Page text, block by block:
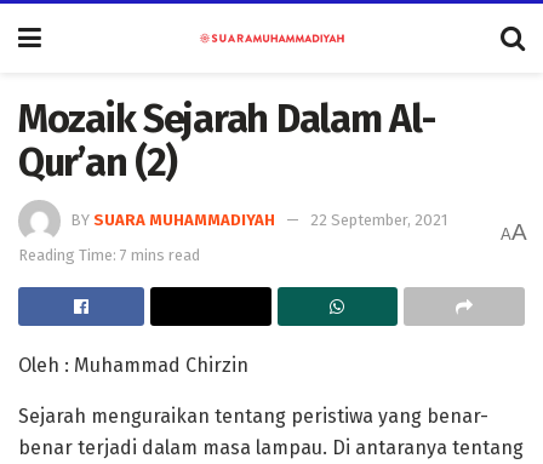
Mozaik Sejarah Dalam Al-
Qur’an (2)
BY SUARA MUHAMMADIYAH
22 September, 2021
Reading Time: 7 mins read
AA
Oleh : Muhammad Chirzin
Sejarah menguraikan tentang peristiwa yang benar-
benar terjadi dalam masa lampau. Di antaranya tentang